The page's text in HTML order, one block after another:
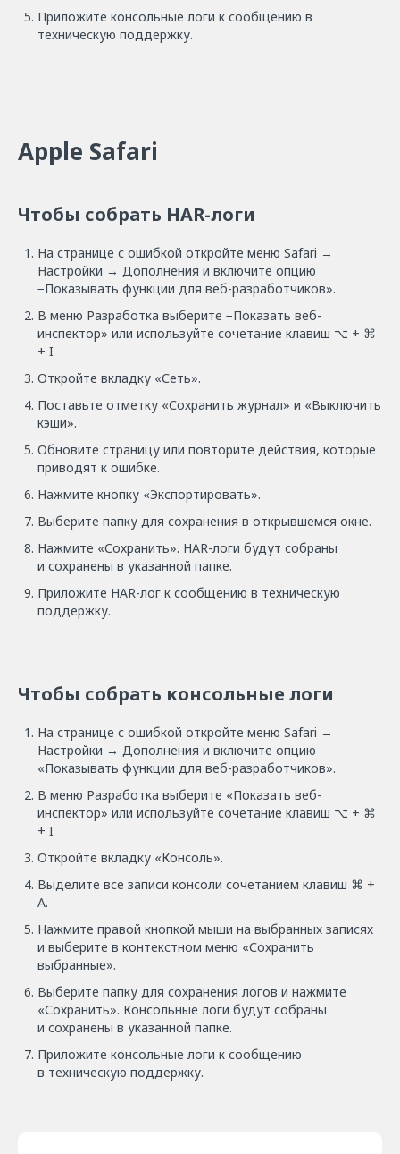
Приложите консольные логи к сообщению в
техническую поддержку.
Apple Safari
Чтобы собрать HAR-логи
На странице с ошибкой откройте меню Safari →
Настройки → Дополнения и включите опцию
−Показывать функции для веб-разработчиков».
В меню Разработка выберите −Показать веб-
инспектор» или используйте сочетание клавиш ⌥ + ⌘
+ I
Откройте вкладку «Сеть».
Поставьте отметку «Сохранить журнал» и «Выключить
кэши».
Обновите страницу или повторите действия, которые
приводят к ошибке.
Нажмите кнопку «Экспортировать».
Выберите папку для сохранения в открывшемся окне.
Нажмите «Сохранить». HAR-логи будут собраны
и сохранены в указанной папке.
Приложите HAR-лог к сообщению в техническую
поддержку.
Чтобы собрать консольные логи
На странице с ошибкой откройте меню Safari →
Настройки → Дополнения и включите опцию
«Показывать функции для веб-разработчиков».
В меню Разработка выберите «Показать веб-
инспектор» или используйте сочетание клавиш ⌥ + ⌘
+ I
Откройте вкладку «Консоль».
Выделите все записи консоли сочетанием клавиш ⌘ +
A.
Нажмите правой кнопкой мыши на выбранных записях
и выберите в контекстном меню «Сохранить
выбранные».
Выберите папку для сохранения логов и нажмите
«Сохранить». Консольные логи будут собраны
и сохранены в указанной папке.
Приложите консольные логи к сообщению
в техническую поддержку.